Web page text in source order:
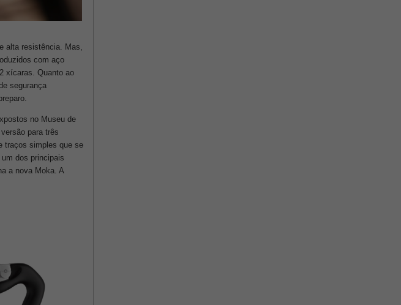
alta resistência. Mas,
com aço
xícaras. Quanto ao
segurança
no Museu de
para três
traços simples que se
dos principais
a nova Moka. A